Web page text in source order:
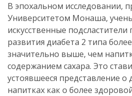
В эпохальном исследовании,
Университетом Монаша,
искусственные
развития диабета 2 типа
значительно выше, чем
содержанием сахара. Это
устоявшееся представление о
напитках как о более